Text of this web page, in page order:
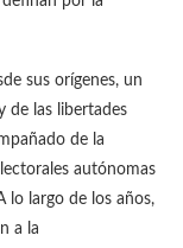
sus orígenes, un
de las libertades
de la
autónomas
lo largo de los años,
a la